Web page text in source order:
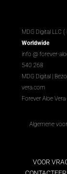
MDG Digital LLC
Worldwide
info @ forever-
540 268
MDG Digital|
vera.com
Forever Aloe
Algemene
VOOR